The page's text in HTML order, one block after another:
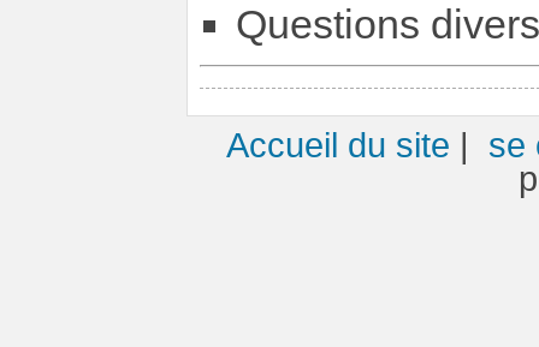
Questions
Accueil du site | se